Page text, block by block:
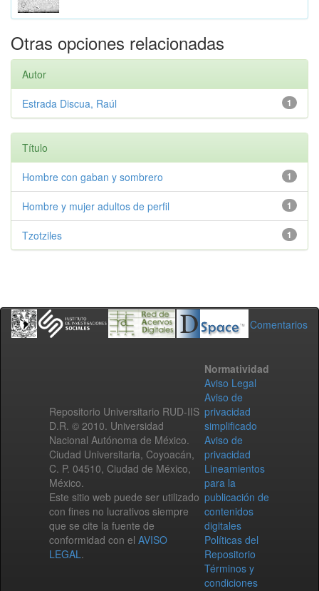
Otras opciones relacionadas
Autor
1
Estrada Discua, Raúl
Título
1
Hombre con gaban y sombrero
1
Hombre y mujer adultos de perfil
1
Tzotziles
Comentarios
Repositorio Universitario RUD-IIS
D.R. © 2010. Universidad
Nacional Autónoma de México.
Ciudad Universitaria, Coyoacán,
C. P. 04510, Ciudad de México,
México.
Este sitio web puede ser utilizado
con fines no lucrativos siempre
que se cite la fuente de
conformidad con el AVISO
LEGAL.
Normatividad
Aviso Legal
Aviso de
privacidad
simplificado
Aviso de
privacidad
Lineamientos
para la
publicación de
contenidos
digitales
Políticas del
Repositorio
Términos y
condiciones